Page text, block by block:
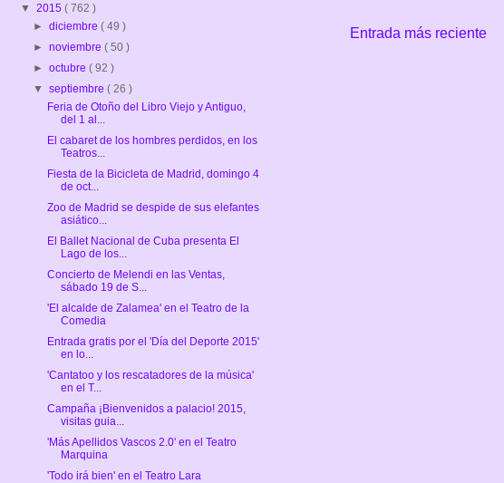
Entrada más reciente
▼ 2015 ( 762 )
►diciembre( 49 )
►noviembre( 50 )
►octubre( 92 )
▼septiembre( 26 )
Feria de Otoño del Libro Viejo y Antiguo,
del 1 al...
El cabaret de los hombres perdidos, en los
Teatros...
Fiesta de la Bicicleta de Madrid, domingo 4
de oct...
Zoo de Madrid se despide de sus elefantes
asiático...
El Ballet Nacional de Cuba presenta El
Lago de los...
Concierto de Melendi en las Ventas,
sábado 19 de S...
'El alcalde de Zalamea' en el Teatro de la
Comedia
Entrada gratis por el 'Día del Deporte 2015'
en lo...
'Cantatoo y los rescatadores de la música'
en el T...
Campaña ¡Bienvenidos a palacio! 2015,
visitas guia...
'Más Apellidos Vascos 2.0' en el Teatro
Marquina
'Todo irá bien' en el Teatro Lara